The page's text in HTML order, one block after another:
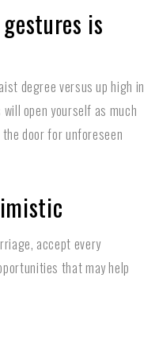
is
degree versus up high in
will open yourself as much
door for unforeseen
accept every
that may help